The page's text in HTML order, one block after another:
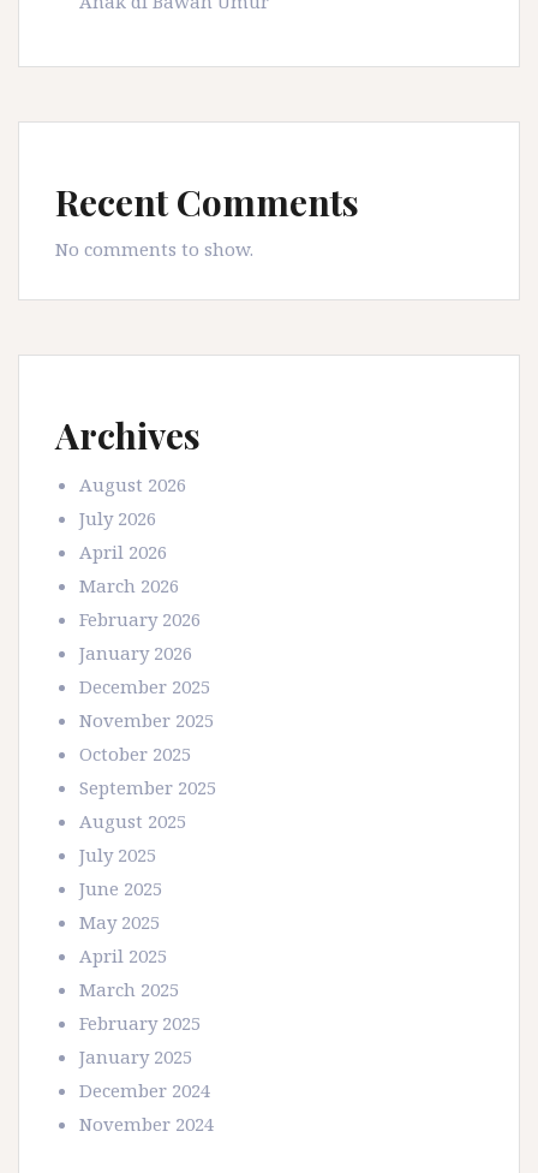
Recent Comments
No comments to show.
Archives
August 2026
July 2026
April 2026
March 2026
February 2026
January 2026
December 2025
November 2025
October 2025
September 2025
August 2025
July 2025
June 2025
May 2025
April 2025
March 2025
February 2025
January 2025
December 2024
November 2024